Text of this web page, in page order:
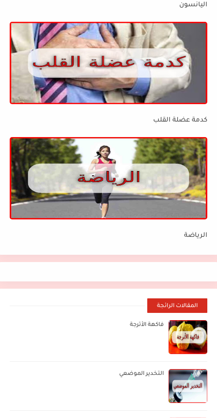
اليانسون
كدمة عضلة القلب
الرياضة
المقالات الرائجة
فاكهة الأترجة
التخدير الموضعي